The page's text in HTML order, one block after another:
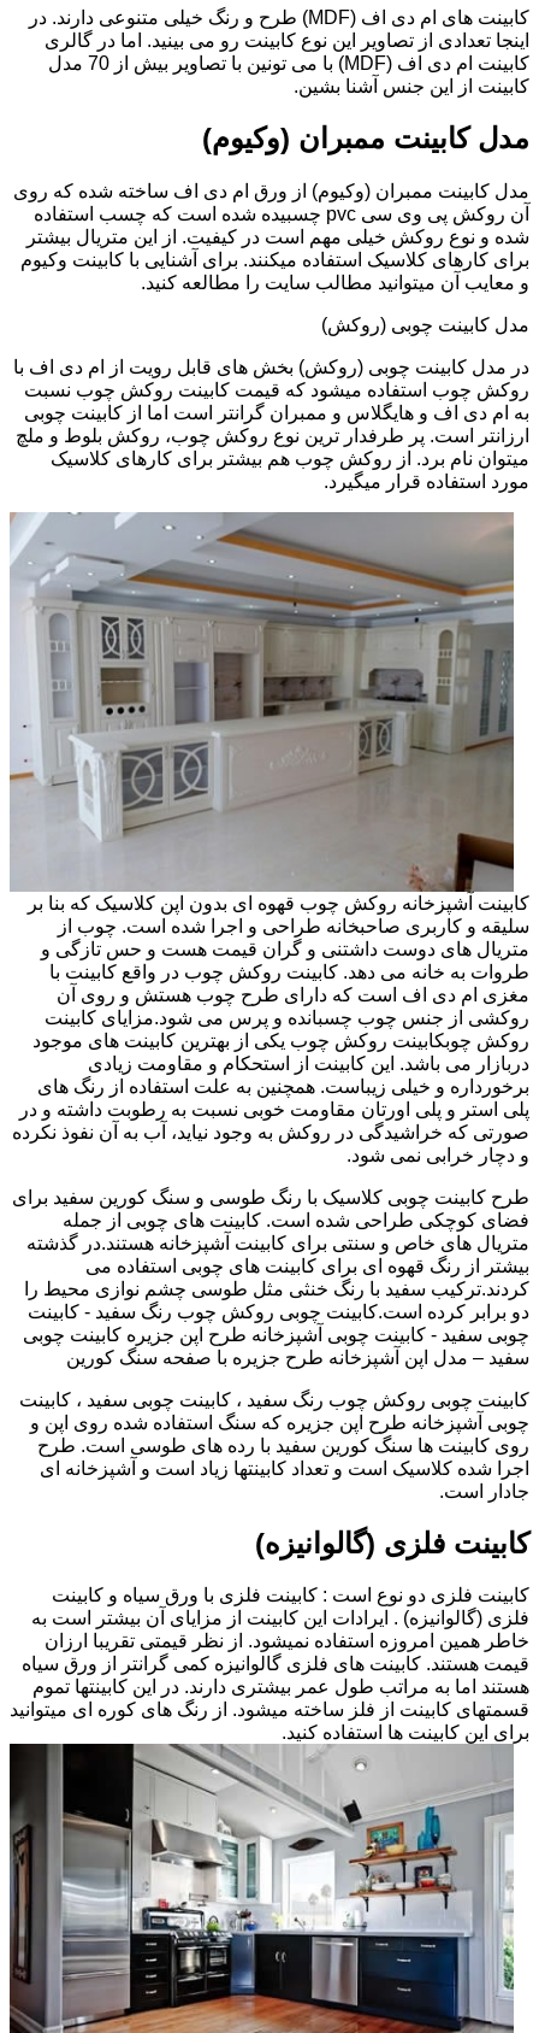
کابینت های ام دی اف (MDF) طرح و رنگ خیلی متنوعی دارند. در
اینجا تعدادی از تصاویر این نوع کابینت رو می بینید. اما در گالری
کابینت ام دی اف (MDF) با می تونین با تصاویر بیش از 70 مدل
کابینت از این جنس آشنا بشین.
مدل کابینت ممبران (وکیوم)
مدل کابینت ممبران (وکیوم) از ورق ام دی اف ساخته شده که روی
آن روکش پی وی سی pvc چسبیده شده است که چسب استفاده
شده و نوع روکش خیلی مهم است در کیفیت. از این متریال بیشتر
برای کارهای کلاسیک استفاده میکنند. برای آشنایی با کابینت وکیوم
و معایب آن میتوانید مطالب سایت را مطالعه کنید.
مدل کابینت چوبی (روکش)
در مدل کابینت چوبی (روکش) بخش های قابل رویت از ام دی اف با
روکش چوب استفاده میشود که قیمت کابینت روکش چوب نسبت
به ام دی اف و هایگلاس و ممبران گرانتر است اما از کابینت چوبی
ارزانتر است. پر طرفدار ترین نوع روکش چوب، روکش بلوط و ملچ
میتوان نام برد. از روکش چوب هم بیشتر برای کارهای کلاسیک
مورد استفاده قرار میگیرد.
کابینت آشپزخانه روکش چوب قهوه ای بدون اپن کلاسیک که بنا بر
سلیقه و کاربری صاحبخانه طراحی و اجرا شده است. چوب از
متریال های دوست داشتنی و گران قیمت هست و حس تازگی و
طروات به خانه می دهد. کابینت روکش چوب در واقع کابینت با
مغزی ام دی اف است که دارای طرح چوب هستش و روی آن
روکشی از جنس چوب چسبانده و پرس می شود.مزایای کابینت
روکش چوبکابینت روکش چوب یکی از بهترین کابینت های موجود
دربازار می باشد. این کابینت از استحکام و مقاومت زیادی
برخورداره و خیلی زیباست. همچنین به علت استفاده از رنگ های
پلی استر و پلی اورتان مقاومت خوبی نسبت به رطوبت داشته و در
صورتی که خراشیدگی در روکش به وجود نیاید، آب به آن نفوذ نکرده
و دچار خرابی نمی شود.
طرح کابینت چوبی کلاسیک با رنگ طوسی و سنگ کورین سفید برای
فضای کوچکی طراحی شده است. کابینت های چوبی از جمله
متریال های خاص و سنتی برای کابینت آشپزخانه هستند.در گذشته
بیشتر از رنگ قهوه ای برای کابینت های چوبی استفاده می
کردند.ترکیب سفید با رنگ خنثی مثل طوسی چشم نوازی محیط را
دو برابر کرده است.کابینت چوبی روکش چوب رنگ سفید - کابینت
چوبی سفید - کابینت چوبی آشپزخانه طرح اپن جزیره کابینت چوبی
سفید – مدل اپن آشپزخانه طرح جزیره با صفحه سنگ کورین
کابینت چوبی روکش چوب رنگ سفید ، کابینت چوبی سفید ، کابینت
چوبی آشپزخانه طرح اپن جزیره که سنگ استفاده شده روی اپن و
روی کابینت ها سنگ کورین سفید با رده های طوسی است. طرح
اجرا شده کلاسیک است و تعداد کابینتها زیاد است و آشپزخانه ای
جادار است.
کابینت فلزی (گالوانیزه)
کابینت فلزی دو نوع است : کابینت فلزی با ورق سیاه و کابینت
فلزی (گالوانیزه) . ایرادات این کابینت از مزایای آن بیشتر است به
خاطر همین امروزه استفاده نمیشود. از نظر قیمتی تقریبا ارزان
قیمت هستند. کابینت های فلزی گالوانیزه کمی گرانتر از ورق سیاه
هستند اما به مراتب طول عمر بیشتری دارند. در این کابینتها تموم
قسمتهای کابینت از فلز ساخته میشود. از رنگ های کوره ای میتوانید
برای این کابینت ها استفاده کنید.